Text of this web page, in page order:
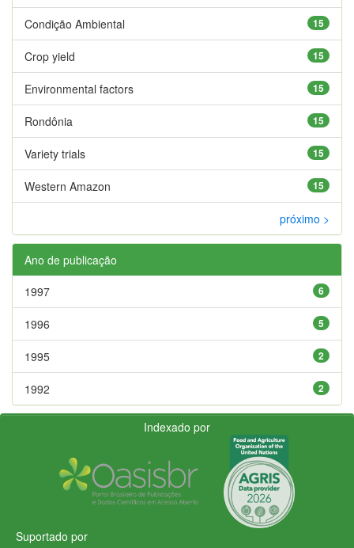
15
Condição Ambiental
15
Crop yield
15
Environmental factors
15
Rondônia
15
Variety trials
15
Western Amazon
próximo >
Ano de publicação
6
1997
5
1996
2
1995
2
1992
Indexado por
Suportado por